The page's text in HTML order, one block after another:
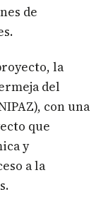
de
la
del
con una
que
y
a la